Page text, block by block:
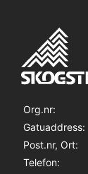
Org.nr:
Gatuaddress:
Post.nr, Ort:
Telefon: